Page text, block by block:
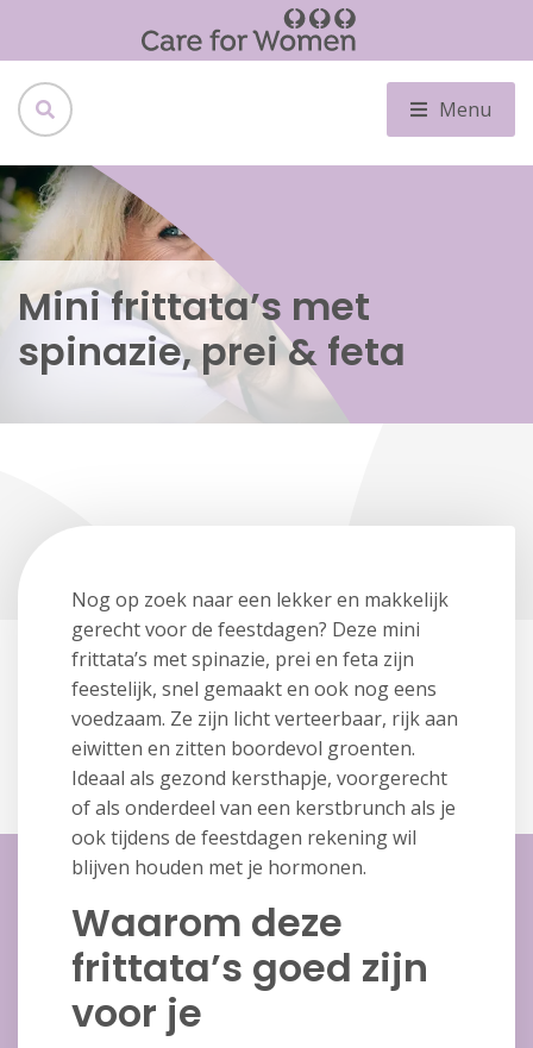
Menu
Mini frittata’s met
spinazie, prei & feta
Nog op zoek naar een lekker en makkelijk
gerecht voor de feestdagen? Deze mini
frittata’s met spinazie, prei en feta zijn
feestelijk, snel gemaakt en ook nog eens
voedzaam. Ze zijn licht verteerbaar, rijk aan
eiwitten en zitten boordevol groenten.
Ideaal als gezond kersthapje, voorgerecht
of als onderdeel van een kerstbrunch als je
ook tijdens de feestdagen rekening wil
blijven houden met je hormonen.
Waarom deze
frittata’s goed zijn
voor je